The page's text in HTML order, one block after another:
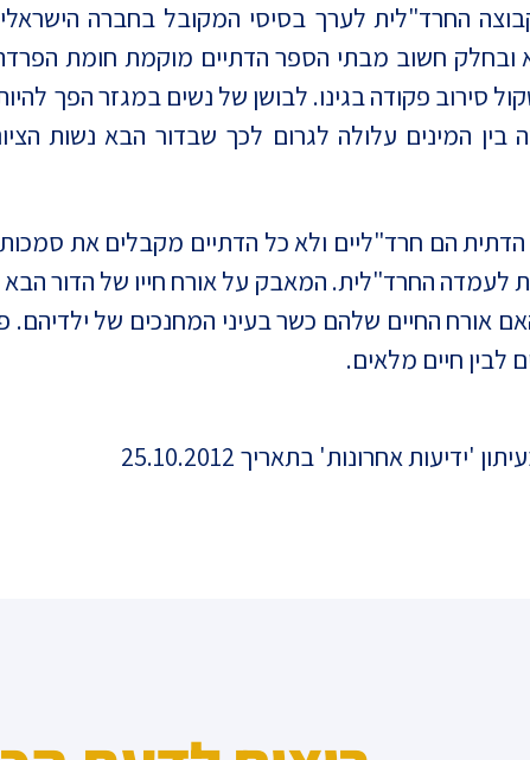
החרד"לית לערך בסיסי המקובל בחברה
ובחלק חשוב מבתי הספר הדתיים מוקמת חומת
סירוב פקודה בגינו. לבושן של נשים במגזר הפך
בין המינים עלולה לגרום לכך שבדור הבא נשות
הדתית הם חרד"ליים ולא כל הדתיים מקבלים את
לעמדה החרד"לית. המאבק על אורח חייו של הדור הבא
אורח החיים שלהם כשר בעיני המחנכים של ילדיהם.
לבין חיים מלאים.
אחרונות' בתאריך 25.10.2012